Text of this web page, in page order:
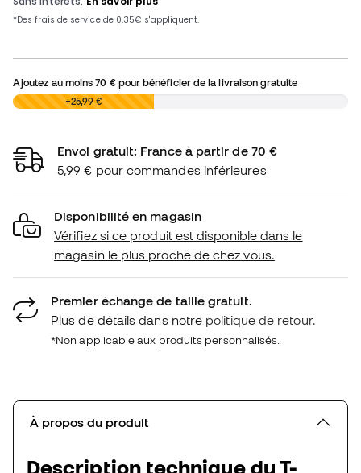
Ajoutez au moins70 €pour bénéficier de la livraison gratuite
0,00 € +25,99 €
Envoi gratuit: France à partir de 70 €
5,99 € pour commandes inférieures
Disponibilité en magasin
Vérifiez si ce produit est disponible dans le
magasin le plus proche de chez vous.
Premier échange de taille gratuit.
Plus de détails dans notre politique de retour.
*Non applicable aux produits personnalisés.
À propos du produit
Description technique du T-